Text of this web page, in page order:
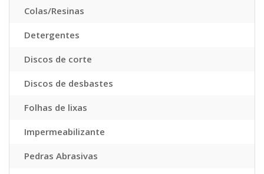
Colas/Resinas
Detergentes
Discos de corte
Discos de desbastes
Folhas de lixas
Impermeabilizante
Pedras Abrasivas